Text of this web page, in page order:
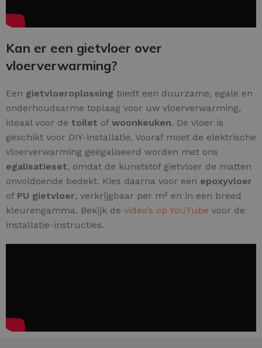
Kan er een gietvloer over
vloerverwarming?
Een gietvloeroplossing biedt een duurzame, egale en
onderhoudsarme toplaag voor uw vloerverwarming,
ideaal voor de toilet of woonkeuken. De vloer is
geschikt voor DIY-installatie. Vooraf moet de elektrische
vloerverwarming geëgaliseerd worden met ons
egalisatieset, omdat de kunststof gietvloer de matten
onvoldoende bedekt. Kies daarna voor een epoxyvloer
of PU gietvloer, verkrijgbaar per m² en in een breed
kleurengamma. Bekijk de video’s op YouTube voor de
installatie-instructies.